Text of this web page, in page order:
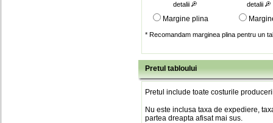
detalii detalii
Margine plina
* Recomandam marginea plina pentru un
Pretul tabloului
Pretul include toate costurile
Nu este inclusa taxa de expediere,
partea dreapta afisat mai sus.